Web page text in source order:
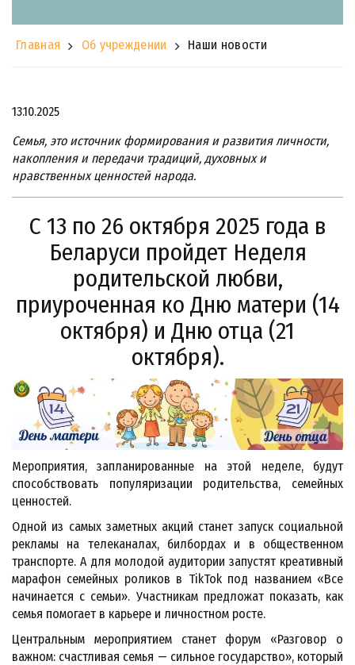
Главная Об учреждении Наши новости
13.10.2025
Семья, это источник формирования и развития личности,
накопления и передачи традиций, духовных и
нравственных ценностей народа.
С 13 по 26 октября 2025 года в
Беларуси пройдет Неделя
родительской любви,
приуроченная ко Дню матери (14
октября) и Дню отца (21
октября).
Мероприятия, запланированные на этой неделе, будут
способствовать популяризации родительства, семейных
ценностей.
Одной из самых заметных акций станет запуск социальной
рекламы на телеканалах, билбордах и в общественном
транспорте. А для молодой аудитории запустят креативный
марафон семейных роликов в TikTok под названием «Все
начинается с семьи». Участникам предложат показать, как
семья помогает в карьере и личностном росте.
Центральным мероприятием станет форум «Разговор о
важном: счастливая семья — сильное государство», который